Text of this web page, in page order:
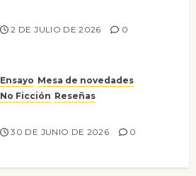
2 DE JULIO DE 2026 0
Ensayo Mesa de novedades
No Ficción Reseñas
30 DE JUNIO DE 2026 0